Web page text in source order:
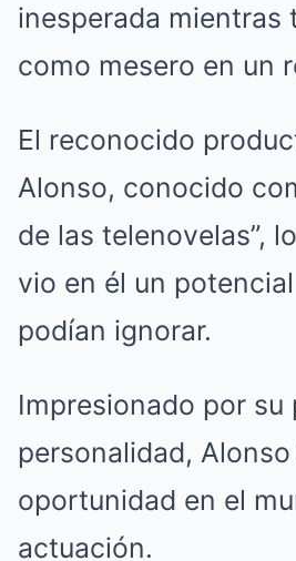
inesperada mientras
como mesero en un
El reconocido
Alonso, conocido
de las telenovelas”,
vio en él un
podían ignorar.
Impresionado por su
personalidad,
oportunidad en el
actuación.